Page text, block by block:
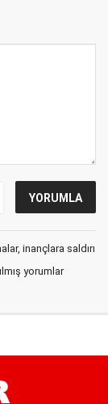
inançlara saldırı
yorumlar